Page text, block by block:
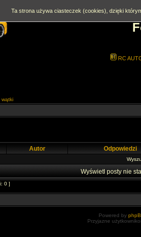
RC
wątki
Autor Odpowiedzi
Wyświetl posty nie
0 ]
Powered by
Przyjazne
Ta strona używa ciasteczek (cookies), dzięki